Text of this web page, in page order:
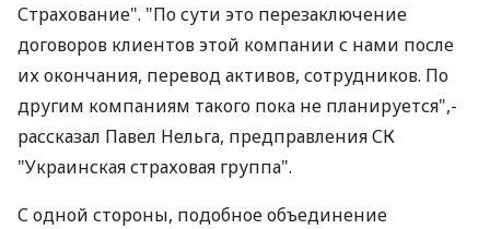
Страхование". "По сути это перезаключение
договоров клиентов этой компании с нами после
их окончания, перевод активов, сотрудников. По
другим компаниям такого пока не планируется",-
рассказал Павел Нельга, предправления СК
"Украинская страховая группа".
С одной стороны, подобное объединение